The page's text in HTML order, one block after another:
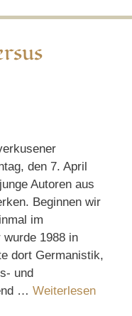
den 7. April
Autoren aus
Beginnen wir
im
1988 in
dort Germanistik,
und
… Weiterlesen